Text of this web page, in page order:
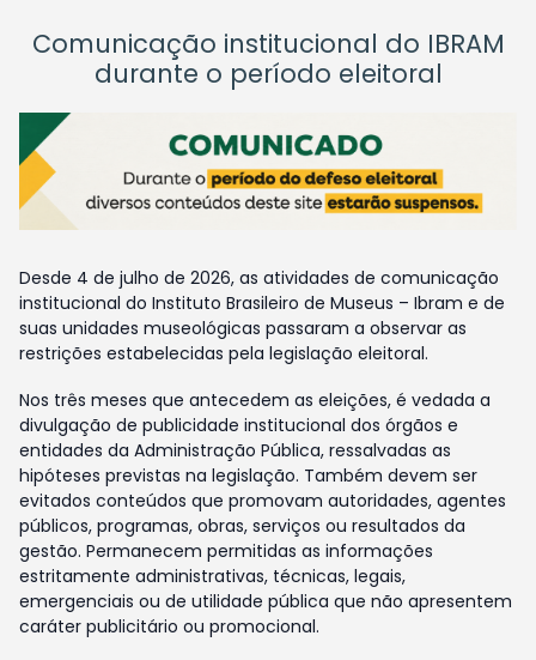
Comunicação institucional do IBRAM
durante o período eleitoral
Desde 4 de julho de 2026, as atividades de comunicação
institucional do Instituto Brasileiro de Museus – Ibram e de
suas unidades museológicas passaram a observar as
restrições estabelecidas pela legislação eleitoral.
Nos três meses que antecedem as eleições, é vedada a
divulgação de publicidade institucional dos órgãos e
entidades da Administração Pública, ressalvadas as
hipóteses previstas na legislação. Também devem ser
evitados conteúdos que promovam autoridades, agentes
públicos, programas, obras, serviços ou resultados da
gestão. Permanecem permitidas as informações
estritamente administrativas, técnicas, legais,
emergenciais ou de utilidade pública que não apresentem
caráter publicitário ou promocional.